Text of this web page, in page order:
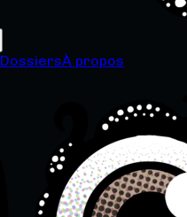
DossiersÀ propos